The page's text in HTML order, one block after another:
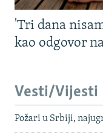
'Tri dana
kao odgovor
Vesti/Vijesti
Požari u Srbiji,